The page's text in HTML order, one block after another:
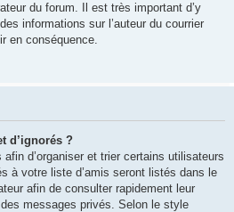
du forum. Il est très important d’y
informations sur l’auteur du courrier
en conséquence.
d’ignorés ?
d’organiser et trier certains utilisateurs
à votre liste d’amis seront listés dans le
afin de consulter rapidement leur
messages privés. Selon le style